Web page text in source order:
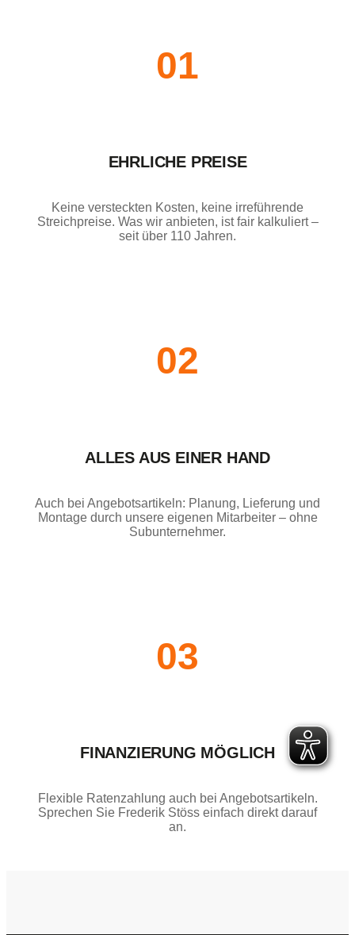
01
EHRLICHE PREISE
Keine versteckten Kosten, keine irreführende
Streichpreise. Was wir anbieten, ist fair kalkuliert –
seit über 110 Jahren.
02
ALLES AUS EINER HAND
Auch bei Angebotsartikeln: Planung, Lieferung und
Montage durch unsere eigenen Mitarbeiter – ohne
Subunternehmer.
03
FINANZIERUNG MÖGLICH
Flexible Ratenzahlung auch bei Angebotsartikeln.
Sprechen Sie Frederik Stöss einfach direkt darauf
an.